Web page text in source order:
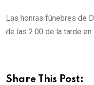
Las honras fúnebres de
de las 2:00 de la tarde
Share This Post: